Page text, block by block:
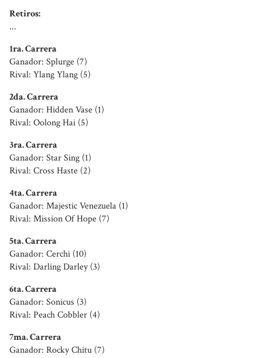
Retiros:
...
1ra. Carrera
Ganador: Splurge (7)
Rival: Ylang Ylang (5)
2da. Carrera
Ganador: Hidden Vase (1)
Rival: Oolong Hai (5)
3ra. Carrera
Ganador: Star Sing (1)
Rival: Cross Haste (2)
4ta. Carrera
Ganador: Majestic Venezuela (1)
Rival: Mission Of Hope (7)
5ta. Carrera
Ganador: Cerchi (10)
Rival: Darling Darley (3)
6ta. Carrera
Ganador: Sonicus (3)
Rival: Peach Cobbler (4)
7ma. Carrera
Ganador: Rocky Chitu (7)